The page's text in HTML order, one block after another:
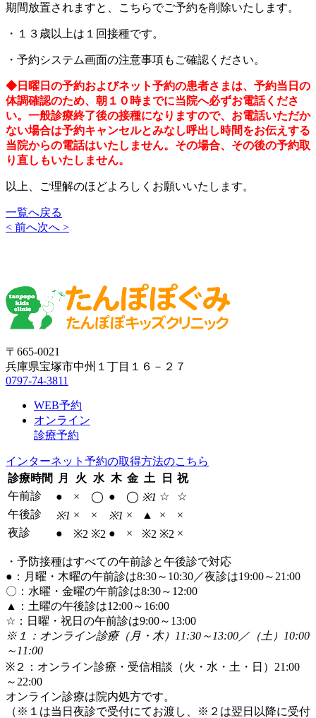
期間放置されますと、こちらでご予約を削除いたします。
・１３歳以上は１回接種です。
・予約システム画面の注意事項もご確認ください。
◆日曜日の予約およびネット予約の患者さまは、予約当日の
体調確認のため、朝１０時までに当院へ必ずお電話くださ
い。一般診療終了後の接種になりますので、 お電話いただか
ない場合は予約キャンセルとみなし呼出し時間をお伝えする
当院からの電話はいたしません。その場合、その後の予約取
り直しもいたしません。
以上、ご理解のほどよろしくお願いいたします。
一覧へ戻る
< 前へ次へ >
〒665-0021
兵庫県宝塚市中州１丁目１６－２７
0797-74-3811
WEB予約
オンライン
診療予約
インターネット予約の取得方法のこちら
診療時間
月 火 水 木 金 土 日 祝
午前診
● × ◯ ● ◯ ※1 ☆
☆
午後診
※1 × × ※1 × ▲ ×
×
夜診
● ※2 ※2 ● × ※2 ※2 ×
・予防接種はすべての午前診と午後診で対応
●：月曜・木曜の午前診は8:30～10:30／夜診は19:00～21:00
〇：水曜・金曜の午前診は8:30～12:00
▲：土曜の午後診は12:00～16:00
☆：日曜・祝日の午前診は9:00～13:00
※１：オンライン診療（月・木）11:30～13:00／（土）10:00
～11:00
※２：オンライン診療・受信相談（火・水・土・日）21:00
～22:00
オンライン診療は院内処方です。
（※１は当日夜診で受付にてお渡し、※２は翌日以降に受付